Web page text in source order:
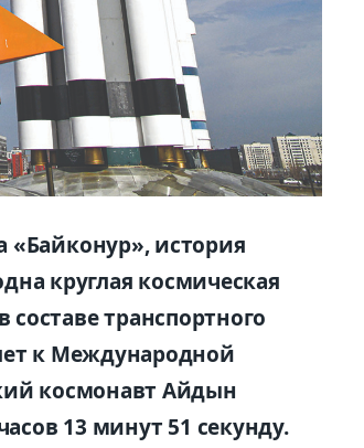
история
круглая космическая
составе транспортного
к Международной
космонавт Айдын
13 минут 51 секунду.